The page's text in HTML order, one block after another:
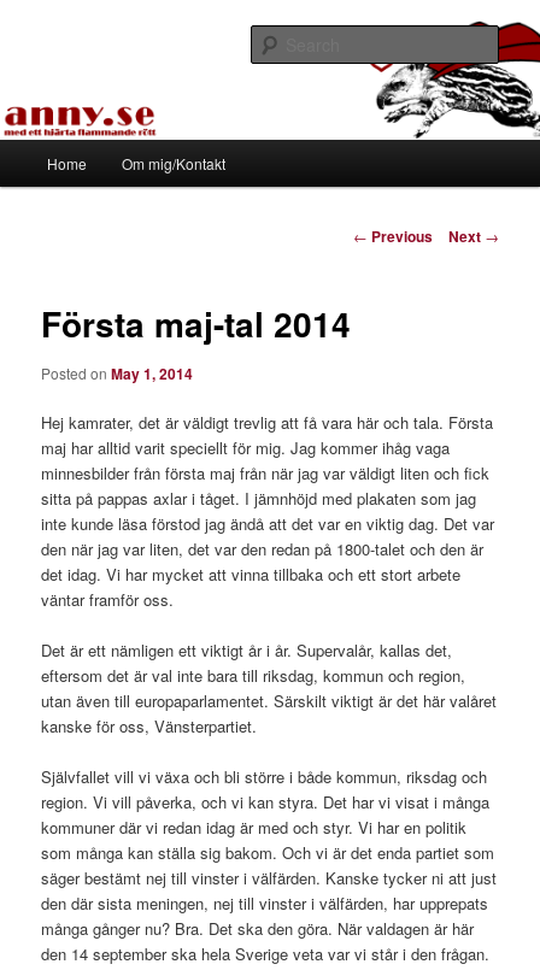
Tapirhen
Home Om mig/Kontakt
Post
← Previous Next →
Första maj-tal 2014
Posted onMay 1, 2014
Hej kamrater, det är väldigt trevlig att få vara här och tala. Första
maj har alltid varit speciellt för mig. Jag kommer ihåg vaga
minnesbilder från första maj från när jag var väldigt liten och fick
sitta på pappas axlar i tåget. I jämnhöjd med plakaten som jag
inte kunde läsa förstod jag ändå att det var en viktig dag. Det var
den när jag var liten, det var den redan på 1800-talet och den är
det idag. Vi har mycket att vinna tillbaka och ett stort arbete
väntar framför oss.
Det är ett nämligen ett viktigt år i år. Supervalår, kallas det,
eftersom det är val inte bara till riksdag, kommun och region,
utan även till europaparlamentet. Särskilt viktigt är det här valåret
kanske för oss, Vänsterpartiet.
Självfallet vill vi växa och bli större i både kommun, riksdag och
region. Vi vill påverka, och vi kan styra. Det har vi visat i många
kommuner där vi redan idag är med och styr. Vi har en politik
som många kan ställa sig bakom. Och vi är det enda partiet som
säger bestämt nej till vinster i välfärden. Kanske tycker ni att just
den där sista meningen, nej till vinster i välfärden, har upprepats
många gånger nu? Bra. Det ska den göra. När valdagen är här
den 14 september ska hela Sverige veta var vi står i den frågan.